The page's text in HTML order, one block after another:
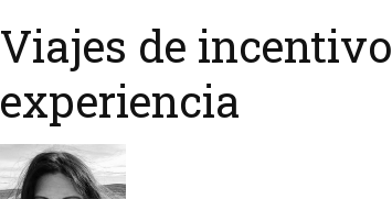
Viajes de
experiencia